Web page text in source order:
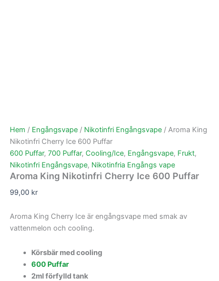
Hem / Engångsvape / Nikotinfri Engångsvape / Aroma King
Nikotinfri Cherry Ice 600 Puffar
600 Puffar, 700 Puffar, Cooling/Ice, Engångsvape, Frukt,
Nikotinfri Engångsvape, Nikotinfria Engångs vape
Aroma King Nikotinfri Cherry Ice 600 Puffar
99,00 kr
Aroma King Cherry Ice är engångsvape med smak av
vattenmelon och cooling.
Körsbär med cooling
600 Puffar
2ml förfylld tank